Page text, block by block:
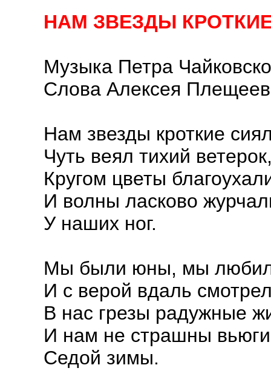
НАМ ЗВЕЗДЫ
Музыка Петра
Слова Алексея
Нам звезды кроткие
Чуть веял тихий
Кругом цветы
И волны ласково
У наших ног.
Мы были юны, мы
И с верой вдаль
В нас грезы радужные
И нам не страшны
Седой зимы.